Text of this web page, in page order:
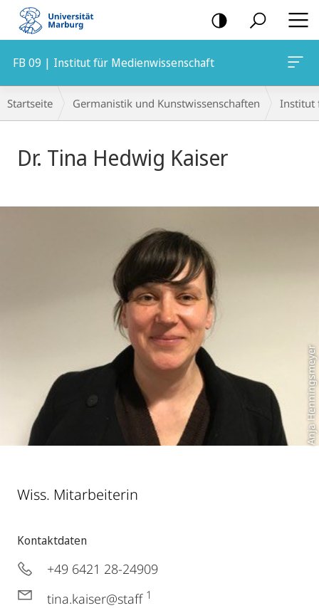
Mobile-
Navigation
FB 09 | Institut für Medienwissenschaft
Breadcrumb-
Navigation
Startseite Germanistik und Kunstwissenschaften Institut
Dr. Tina Hedwig Kaiser
Anja Henningsmeyer
Wiss. Mitarbeiterin
Kontaktdaten
+49 6421 28-24909
tina.kaiser@staff 1